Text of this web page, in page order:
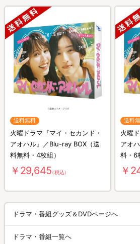
送料無料
火曜ドラマ『マイ・セカンド・
アオハル』／Blu-ray BOX（送
料無料・4枚組）
￥29,645（税込）
送料
火曜
アオ
料・6
￥
ドラマ・番組グッズ＆DVDページへ
ドラマ・番組一覧へ